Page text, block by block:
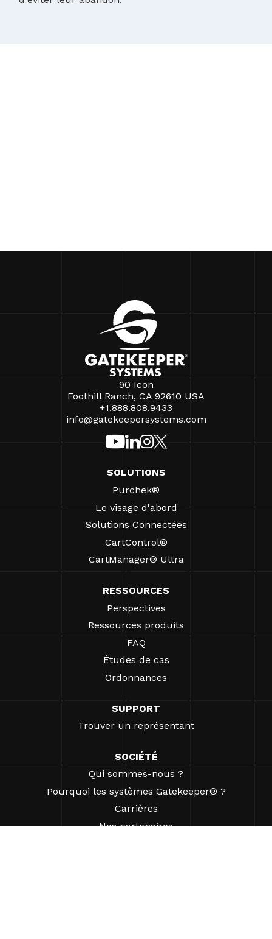
90 Icon
Foothill Ranch, CA 92610 USA
+1.888.808.9433
info@gatekeepersystems.com
SOLUTIONS
Purchek®
Le visage d'abord
Solutions Connectées
CartControl®
CartManager® Ultra
RESSOURCES
Perspectives
Ressources produits
FAQ
Études de cas
Ordonnances
SUPPORT
Trouver un représentant
SOCIÉTÉ
Qui sommes-nous ?
Pourquoi les systèmes Gatekeeper® ?
Carrières
Nos partenaires